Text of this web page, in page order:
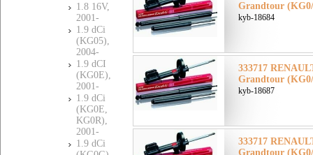
1.8 16V,
2001-
1.9 dCi
(KG05),
2004-
1.9 dCI
(KG0E),
2001-
1.9 dCi
(KG0E,
KG0R),
2001-
1.9 dCi
Grandtour
kyb-18684
333717
Grandtour
kyb-18687
333717
Grandtour